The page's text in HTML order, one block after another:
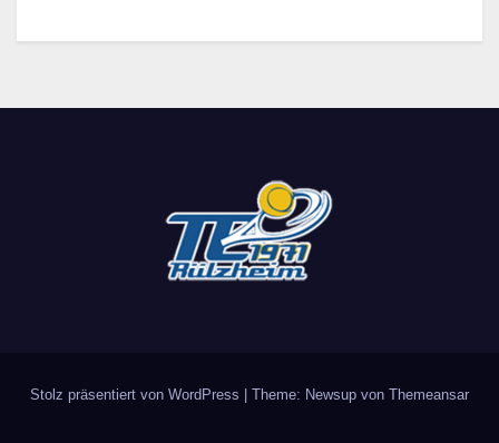
Stolz präsentiert von WordPress Theme: Newsup von Themeansar